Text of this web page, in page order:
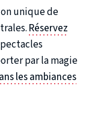
unique de
Réservez
par la magie
les ambiances